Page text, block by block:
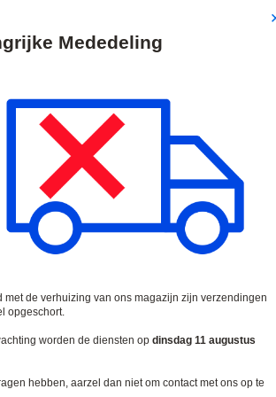
Verzendingen worden op
en Lezers